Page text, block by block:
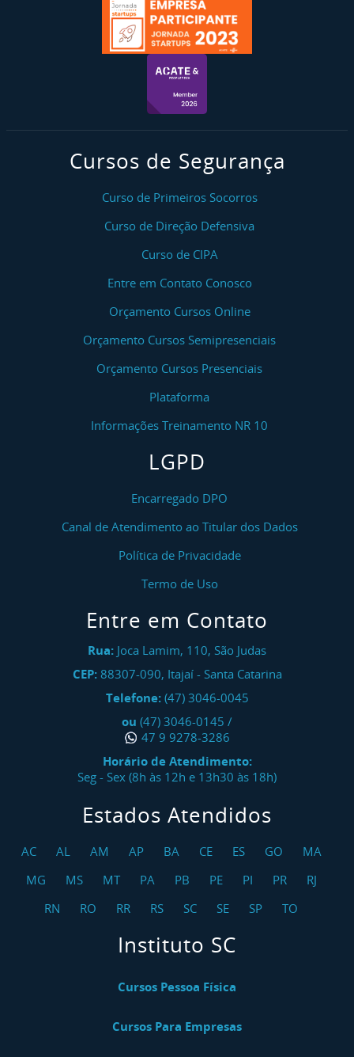
Cursos de Segurança
Curso de Primeiros Socorros
Curso de Direção Defensiva
Curso de CIPA
Entre em Contato Conosco
Orçamento Cursos Online
Orçamento Cursos Semipresenciais
Orçamento Cursos Presenciais
Plataforma
Informações Treinamento NR 10
LGPD
Encarregado DPO
Canal de Atendimento ao Titular dos Dados
Política de Privacidade
Termo de Uso
Entre em Contato
Rua: Joca Lamim, 110, São Judas
CEP: 88307-090, Itajaí- Santa Catarina
Telefone: (47) 3046-0045
ou (47) 3046-0145 /
47 9 9278-3286
Horário de Atendimento:
Seg - Sex (8h às 12h e 13h30 às 18h)
Estados Atendidos
AC AL AM AP BA CE ES GO
MA
MG
MS MT PA PB PE PI PR
RJ
RN
RO RR RS SC SE SP TO
Instituto SC
Cursos Pessoa Física
Cursos Para Empresas